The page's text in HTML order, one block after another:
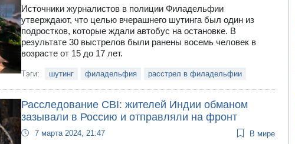
Источники журналистов в полиции Филадельфии
утверждают, что целью вчерашнего шутинга был один из
подростков, которые ждали автобус на остановке. В
результате 30 выстрелов были ранены восемь человек в
возрасте от 15 до 17 лет.
Тэги: шутинг филадельфия расстрел в филадельфии
Расследование CBI: жителей Индии обманом
зазывали в Россию и отправляли на фронт
7 марта 2024, 21:47 В мире